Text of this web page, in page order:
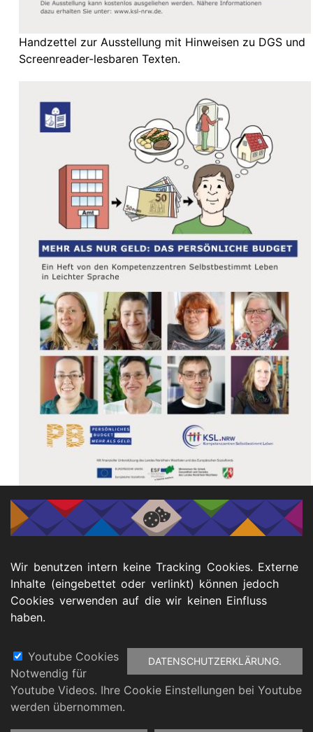
Handzettel zur Ausstellung mit Hinweisen zu DGS und
Screenreader-lesbaren Texten.
Link Begleitheft in Leichter Sprache
FußbereichBarrierefreiheitserklärung
Wir benutzen intern keine Tracking Cookies. Externe
Inhalte (eingebettet oder verlinkt) können jedoch
Cookies verwenden auf die wir keinen Einfluss
haben.
DATENSCHUTZERKLÄRUNG.
Youtube Cookies
Notwendig für
Youtube Videos. Ihre Cookie Einstellungen bei Youtube
werden übernommen.